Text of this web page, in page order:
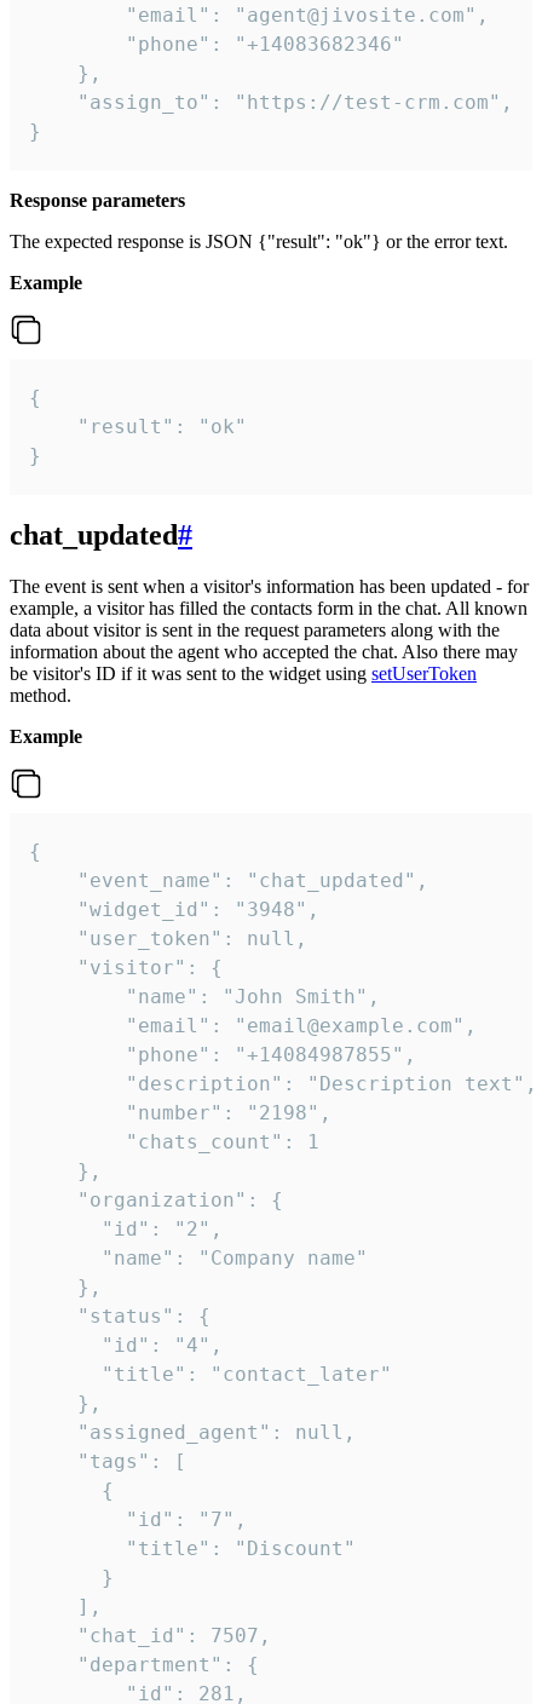
        "email": "agent@jivosite.com",
        "phone": "+14083682346"
    },
    "assign_to": "https://test-crm.com",
}
Response parameters
The expected response is JSON {"result": "ok"} or the error text.
Example
{
    "result": "ok"
}
chat_updated#
The event is sent when a visitor's information has been updated - for
example, a visitor has filled the contacts form in the chat. All known
data about visitor is sent in the request parameters along with the
information about the agent who accepted the chat. Also there may
be visitor's ID if it was sent to the widget using setUserToken
method.
Example
{
    "event_name": "chat_updated",
    "widget_id": "3948",
    "user_token": null,
    "visitor": {
        "name": "John Smith",
        "email": "email@example.com",
        "phone": "+14084987855",
        "description": "Description text",
        "number": "2198",
        "chats_count": 1
    },
    "organization": {
      "id": "2",
      "name": "Company name"
    },
    "status": {
      "id": "4",
      "title": "contact_later"
    },
    "assigned_agent": null,
    "tags": [
      {
        "id": "7",
        "title": "Discount"
      }
    ],
    "chat_id": 7507,
    "department": {
        "id": 281,